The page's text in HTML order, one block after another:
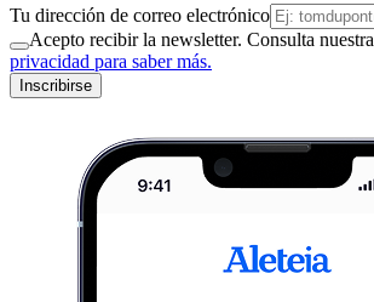
Tu dirección de correo electrónico
Acepto recibir la newsletter. Consulta nuestra
privacidad para saber más.
Inscribirse